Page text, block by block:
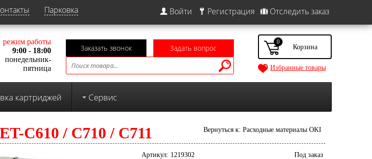
Парковка Войти Регистрация Отследить заказ
режим работы
9:00 - 18:00
понедельник-
пятница
Заказать звонок Задать вопрос
0
Избранные товары
картриджей Сервис
Вернуться к: Расходные материалы OKI
C610 / C710 / C711
Артикул: 1219302 Под заказ